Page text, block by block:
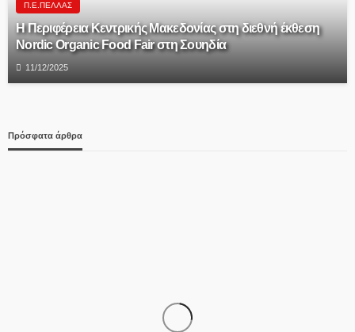
Π.Ε.ΠΈΛΛΑΣ
Η Περιφέρεια Κεντρικής Μακεδονίας στη διεθνή έκθεση
Nordic Organic Food Fair στη Σουηδία
11/12/2025
Πρόσφατα άρθρα